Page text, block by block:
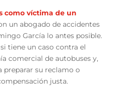
como víctima de un
un abogado de accidentes
García lo antes posible.
tiene un caso contra el
comercial de autobuses y,
preparar su reclamo o
justa.